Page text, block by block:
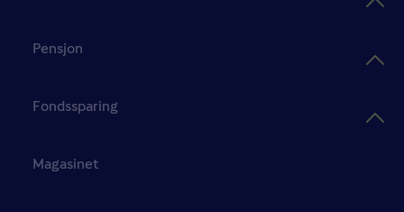
Pensjon
Fondssparing
Magasinet